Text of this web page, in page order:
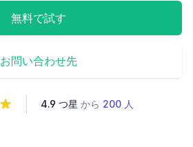
無料で試す
お問い合わせ先
4.9 つ星 から 200 人